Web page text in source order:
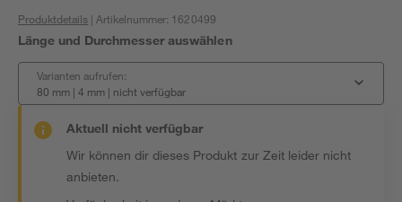
Produktdetails | Artikelnummer: 1620499
Länge und Durchmesser auswählen
Varianten aufrufen:
80 mm | 4 mm | nicht verfügbar
Aktuell nicht verfügbar
Wir können dir dieses Produkt zur Zeit leider nicht
anbieten.